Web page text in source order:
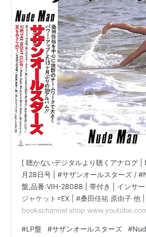
[ 聴かないデジタルより聴くアナログ
月28日号 | #サザンオールスターズ /
盤,品番:VIH-28088 | 帯付き | インサ
ジャケット=EX | #桑田佳祐 原由子 他 |
bookschannel.shop
シミ汚れ有][盤面=EX］［ジャケット
#LP盤 #サザンオールスターズ #